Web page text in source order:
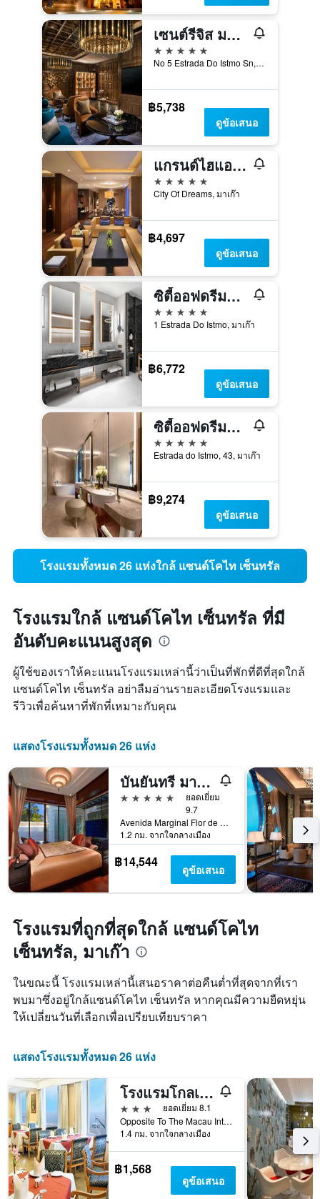
เซนต์รีจิส มาเก๊า
5 ดาว
No 5 Estrada Do Istmo Sn, มาเก๊า
฿5,738
ดูข้อเสนอ
แกรนด์ไฮแอท มาเก๊า
5 ดาว
City Of Dreams, มาเก๊า
฿4,697
ดูข้อเสนอ
ซิตี้ออฟดรีมส์ – นูวา มาเก๊า
5 ดาว
1 Estrada Do Istmo, มาเก๊า
฿6,772
ดูข้อเสนอ
ซิตี้ออฟดรีมส์ - มอร์ฟีอุส
5 ดาว
Estrada do Istmo, 43, มาเก๊า
฿9,274
ดูข้อเสนอ
โรงแรมทั้งหมด 26 แห่งใกล้ แซนด์โคไท เซ็นทรัล
โรงแรมใกล้ แซนด์โคไท เซ็นทรัล ที่มี
อันดับคะแนนสูงสุด
ผู้ใช้ของเราให้คะแนนโรงแรมเหล่านี้ว่าเป็นที่พักที่ดีที่สุดใกล้
แซนด์โคไท เซ็นทรัล อย่าลืมอ่านรายละเอียดโรงแรมและ
รีวิวเพื่อค้นหาที่พักที่เหมาะกับคุณ
แสดงโรงแรมทั้งหมด 26 แห่ง
บันยันทรี มาเก๊า
5 ดาว
ยอดเยี่ยม
9.7
Avenida Marginal Flor de Lotus, มาเก๊า
1.2 กม. จากใจกลางเมือง
฿14,544 ดูข้อเสนอ
โรงแรมที่ถูกที่สุดใกล้ แซนด์โคไท
เซ็นทรัล, มาเก๊า
ในขณะนี้ โรงแรมเหล่านี้เสนอราคาต่อคืนต่ำที่สุดจากที่เรา
พบมาซึ่งอยู่ใกล้แซนด์โคไท เซ็นทรัล หากคุณมีความยืดหยุ่น
ให้เปลี่ยนวันที่เลือกเพื่อเปรียบเทียบราคา
แสดงโรงแรมทั้งหมด 26 แห่ง
โรงแรมโกลเด้น คราวน์ ไชน่า
3 ดาว
ยอดเยี่ยม 8.1
Opposite To The Macau International, มาเก๊า
1.4 กม. จากใจกลางเมือง
฿1,568
ดูข้อเสนอ